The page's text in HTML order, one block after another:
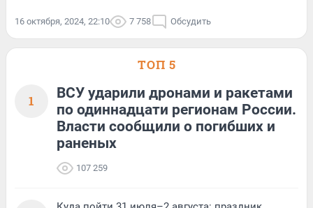
16 октября, 2024, 22:10 7 758 Обсудить
ТОП 5
1
ВСУ ударили дронами и ракетами
по одиннадцати регионам России.
Власти сообщили о погибших и
раненых
107 259